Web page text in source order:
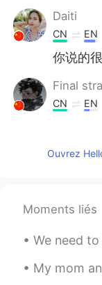
Daiti
CN EN
你说的
Final
CN EN
本就是
RU
CN EN
Ouvrez
Moments liés
We need to train our heart
My mom and my dad went